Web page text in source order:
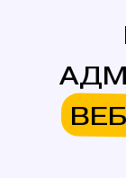
Его
и
при
в
расписание —